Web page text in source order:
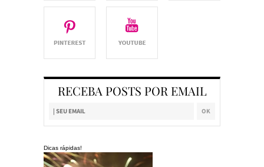
RECEBA POSTS POR EMAIL
Dicas rápidas!